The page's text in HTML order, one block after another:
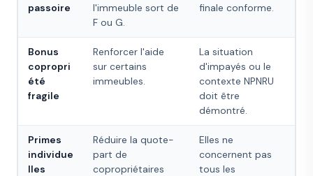
passoire
l'immeuble sort de
F ou G.
finale conforme.
Bonus
copropri
été
fragile
Renforcer l'aide
sur certains
immeubles.
La situation
d'impayés ou le
contexte NPNRU
doit être
démontré.
Primes
individue
lles
Réduire la quote-
part de
copropriétaires
Elles ne
concernent pas
tous les